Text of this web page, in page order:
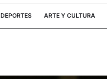
DEPORTES ARTE Y CULTURA